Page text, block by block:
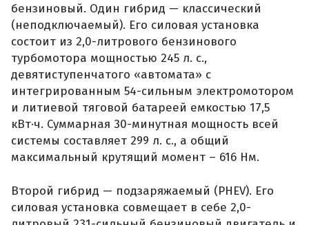
бензиновый. Один гибрид — классический
(неподключаемый). Его силовая установка
состоит из 2,0-литрового бензинового
турбомотора мощностью 245 л. с.,
девятиступенчатого «автомата» с
интегрированным 54-сильным электромотором
и литиевой тяговой батареей емкостью 17,5
кВт·ч. Суммарная 30-минутная мощность всей
системы составляет 299 л. с., а общий
максимальный крутящий момент – 616 Нм.
Второй гибрид — подзаряжаемый (PHEV). Его
силовая установка совмещает в себе 2,0-